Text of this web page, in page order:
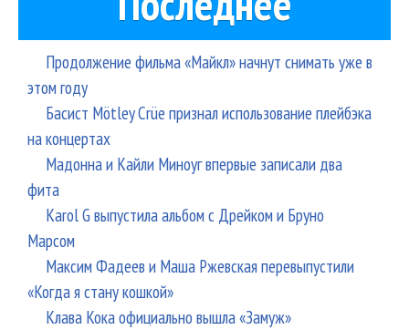
Продолжение фильма «Майкл» начнут снимать уже в
этом году
Басист Mötley Crüe признал использование плейбэка
на концертах
Мадонна и Кайли Миноуг впервые записали два
фита
Karol G выпустила альбом с Дрейком и Бруно
Марсом
Максим Фадеев и Маша Ржевская перевыпустили
«Когда я стану кошкой»
Клава Кока официально вышла «Замуж»